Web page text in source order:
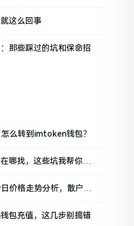
这么回事
那些踩过的坑和保命招
么转到imtoken钱包？
哪找，这些坑我帮你趟
价格走势分析，散户如
包充值，这几步别搞错